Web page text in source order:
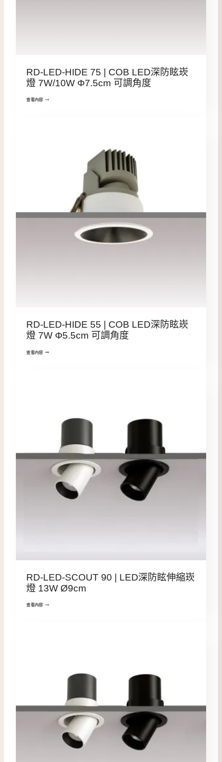
RD-LED-HIDE 75 | COB LED深防眩崁
燈 7W/10W Φ7.5cm 可調角度
查看內容
RD-LED-HIDE 55 | COB LED深防眩崁
燈 7W Φ5.5cm 可調角度
查看內容
RD-LED-SCOUT 90 | LED深防眩伸縮崁
燈 13W Ø9cm
查看內容